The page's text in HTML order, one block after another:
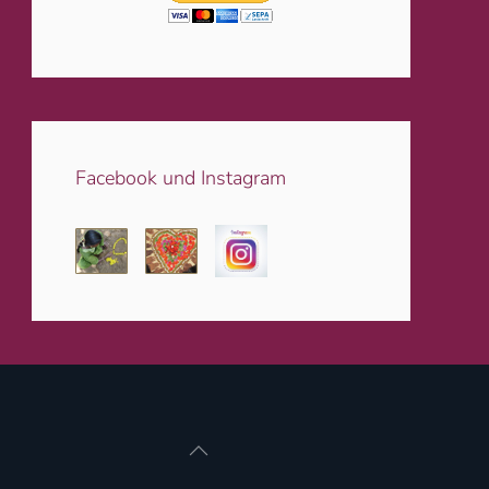
Facebook und Instagram